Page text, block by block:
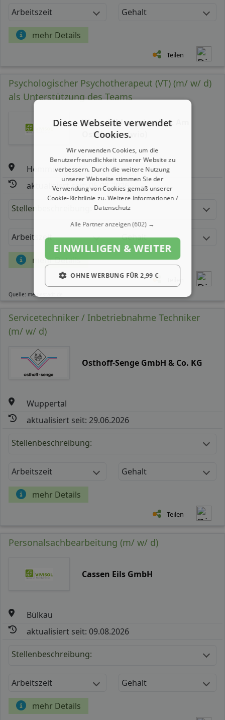
Arbeitszeit Gehalt
mehr Details
Teilen
Psychologischer Psychotherapeut (VT) (m/ w/ d)
als Unterstützung des Teams
Weiterbildungsinstitut Am
Ostebogen (wio)
Hemmoor
aktualisiert seit: 05.08.2026
Stellenbeschreibung:
Arbeitszeit Gehalt
mehr Details
Quelle: meinestadt.de
Servicetechniker / Inbetriebnahme Techniker
(m/ w/ d)
Osthoff-Senge GmbH & Co. KG
Wuppertal
aktualisiert seit: 29.06.2026
Stellenbeschreibung:
Arbeitszeit Gehalt
mehr Details
Teilen
Personalsachbearbeitung (m/ w/ d)
Cassen Eils GmbH
Bülkau
aktualisiert seit: 09.08.2026
Stellenbeschreibung:
Arbeitszeit Gehalt
mehr Details
Diese Webseite verwendet
Cookies.
Wir verwenden Cookies, um die
Benutzerfreundlichkeit unserer Website zu
verbessern. Durch die weitere Nutzung
unserer Webseite stimmen Sie der
Verwendung von Cookies gemäß unserer
Cookie-Richtlinie zu.Weitere Informationen /
Datenschutz
Alle Partner anzeigen(602) →
EINWILLIGEN & WEITER
OHNE WERBUNG FÜR 2,99 €